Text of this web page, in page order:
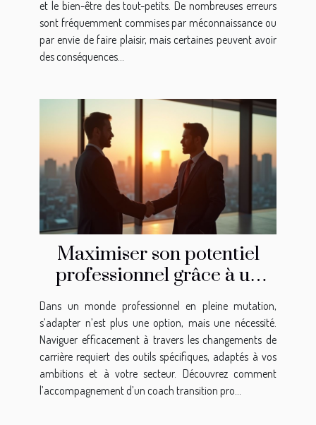
et le bien-être des tout-petits. De nombreuses erreurs
sont fréquemment commises par méconnaissance ou
par envie de faire plaisir, mais certaines peuvent avoir
des conséquences...
Maximiser son potentiel
professionnel grâce à un
coach transition pro
Dans un monde professionnel en pleine mutation,
s’adapter n’est plus une option, mais une nécessité.
Naviguer efficacement à travers les changements de
carrière requiert des outils spécifiques, adaptés à vos
ambitions et à votre secteur. Découvrez comment
l’accompagnement d’un coach transition pro...